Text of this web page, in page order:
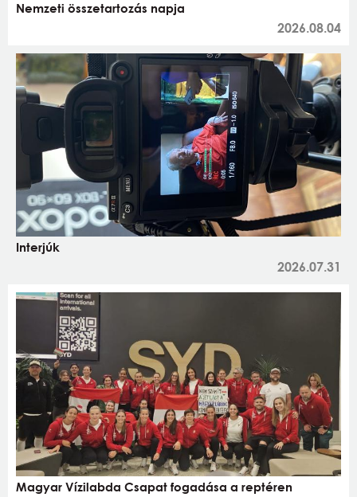
Nemzeti összetartozás napja
2026.08.04
Interjúk
2026.07.31
Magyar Vízilabda Csapat fogadása a reptéren